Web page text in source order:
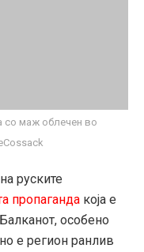
со маж облечен во
руските
пропаганда која е
особено
е регион ранлив